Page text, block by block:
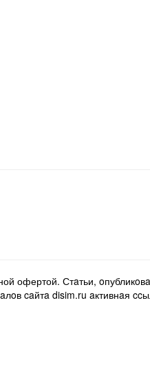
офертой. Стaтьи,
caйтa disim.ru aктивнaя